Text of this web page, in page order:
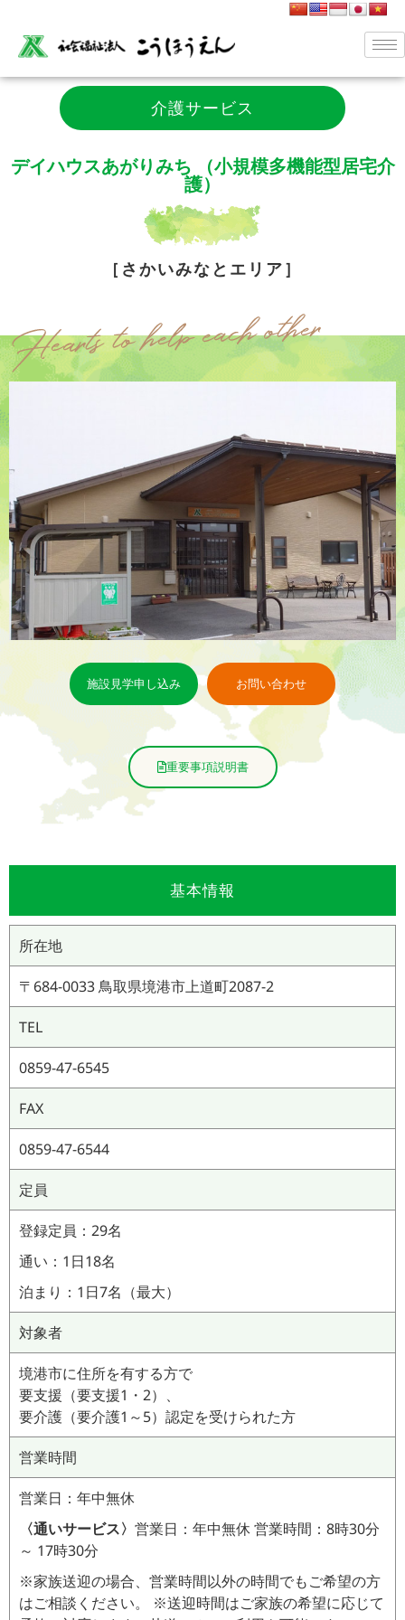
介護サービス
デイハウスあがりみち （小規模多機能型居宅介
護）
［さかいみなとエリア］
施設見学申し込み お問い合わせ
重要事項説明書
基本情報
所在地
〒684-0033 鳥取県境港市上道町2087-2
TEL
0859-47-6545
FAX
0859-47-6544
定員
登録定員：29名
通い：1日18名
泊まり：1日7名（最大）
対象者
境港市に住所を有する方で
要支援（要支援1・2）、
要介護（要介護1～5）認定を受けられた方
営業時間
営業日：年中無休
〈通いサービス〉 営業日：年中無休 営業時間：8時30分
～ 17時30分
※家族送迎の場合、営業時間以外の時間でもご希望の方
はご相談ください。 ※送迎時間はご家族の希望に応じて